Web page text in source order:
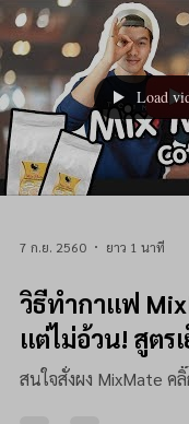
Load
7 ก.ย. 2560 ยาว 1 นาที
วิธีทำกาแฟ
แต่ไม่อ้วน! สูตร
สนใจสั่งผง MixMate คลิ๊